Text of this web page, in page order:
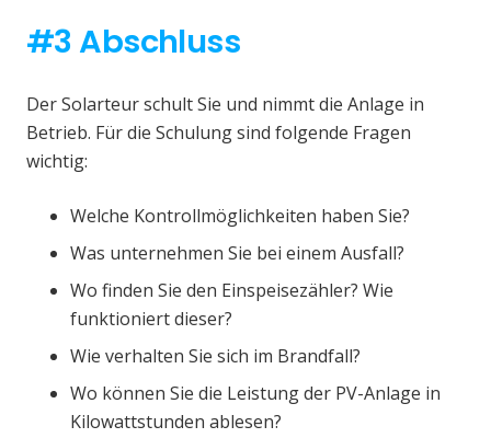
#3 Abschluss
Der Solarteur schult Sie und nimmt die Anlage in
Betrieb. Für die Schulung sind folgende Fragen
wichtig:
Welche Kontrollmöglichkeiten haben Sie?
Was unternehmen Sie bei einem Ausfall?
Wo finden Sie den Einspeisezähler? Wie
funktioniert dieser?
Wie verhalten Sie sich im Brandfall?
Wo können Sie die Leistung der PV-Anlage in
Kilowattstunden ablesen?